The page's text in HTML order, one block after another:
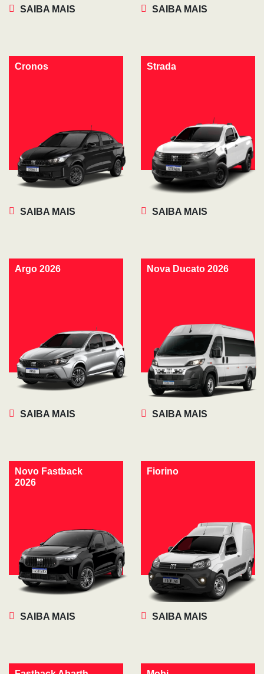
SAIBA MAIS SAIBA MAIS
Cronos
SAIBA MAIS
Strada
SAIBA MAIS
Argo 2026
SAIBA MAIS
Nova Ducato 2026
SAIBA MAIS
Novo Fastback
2026
SAIBA MAIS
Fiorino
SAIBA MAIS